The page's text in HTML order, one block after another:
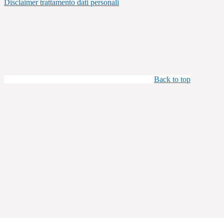
Disclaimer trattamento dati personali
Back to top